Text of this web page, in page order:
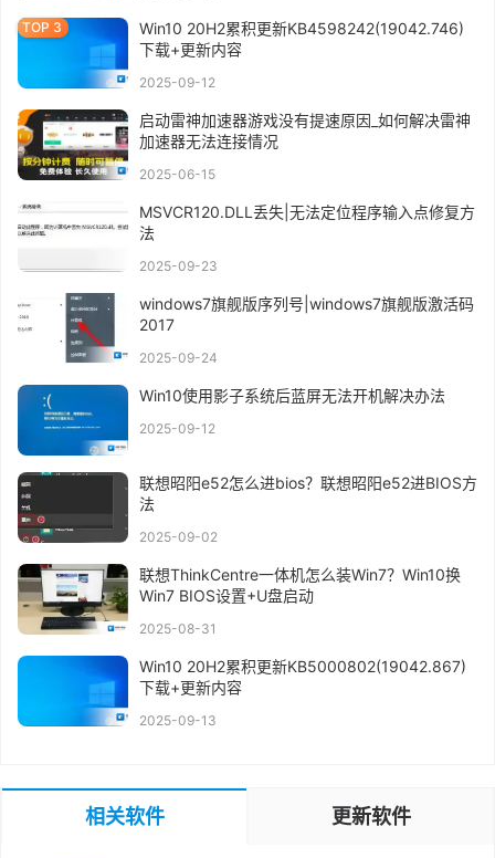
Win10 20H2累积更新KB4598242(19042.746)
下载+更新内容
2025-09-12
启动雷神加速器游戏没有提速原因_如何解决雷神
加速器无法连接情况
2025-06-15
MSVCR120.DLL丢失|无法定位程序输入点修复方
法
2025-09-23
windows7旗舰版序列号|windows7旗舰版激活码
2017
2025-09-24
Win10使用影子系统后蓝屏无法开机解决办法
2025-09-12
联想昭阳e52怎么进bios？联想昭阳e52进BIOS方
法
2025-09-02
联想ThinkCentre一体机怎么装Win7？Win10换
Win7 BIOS设置+U盘启动
2025-08-31
Win10 20H2累积更新KB5000802(19042.867)
下载+更新内容
2025-09-13
相关软件 更新软件